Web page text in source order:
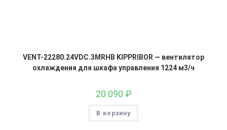
VENT-22280.24VDC.3MRHB KIPPRIBOR — вентилятор
охлаждения для шкафа управления 1224 м3/ч
20 090 ₽
В корзину